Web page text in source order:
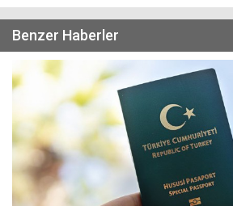
Benzer Haberler